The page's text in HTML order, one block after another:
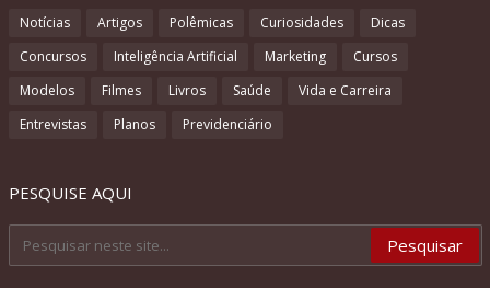
Notícias Artigos Polêmicas Curiosidades
Dicas
Concursos
Inteligência Artificial Marketing
Cursos
Modelos
Filmes Livros Saúde
Vida e Carreira
Entrevistas
Planos Previdenciário
PESQUISE AQUI